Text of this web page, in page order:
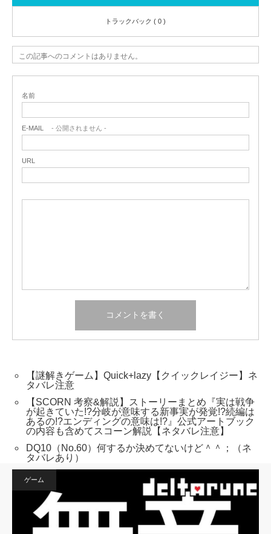
トラックバック ( 0 )
この記事へのコメントはありません。
名前
E-MAIL - 公開されません -
URL
【謎解きゲーム】Quick+lazy【クイックレイジー】ネ
タバレ注意
【SCORN 考察&解説】ストーリーまとめ『実は戦争
が起きていた!?分岐が意味する新事実が発覚!?続編は
あるの!?エンディングの意味は!?』公式アートブック
の内容も含めてスコーン解説【ネタバレ注意】
DQ10（No.60）何するか決めてないけど＾＾；（ネ
タバレあり）
ゲーム